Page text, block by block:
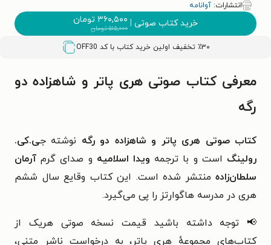
انتشارات: آوانامه
خرید کتاب صوتی | ۳۶۰,۵۰۰ تومان
۵۱۵,۰۰۰تومان
٪۳۰ تخفیف اولین خرید کتاب با کد OFF30
معرفی کتاب صوتی هری پاتر و شاهزاده دو
رگه
کتاب صوتی هری پاتر و شاهزاده دو رگه نوشته جی.کی.
رولینگ است و با ترجمه ویدا اسلامیه و صدای گرم آرمان
سلطان‌زاده منتشر شده است. این کتاب وقایع سال ششم
هری در مدرسه هاگوارتز را پی می‌گیرد.
📢 توجه داشته باشید قیمت نسخه صوتی هریک از
کتاب‌های مجموعهٔ هری پاتر، به درخواست ناشر متنی،